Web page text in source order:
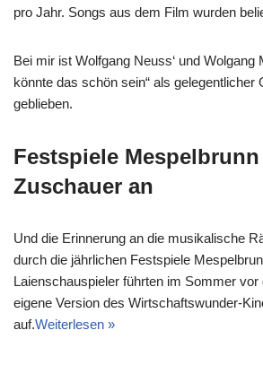
pro Jahr. Songs aus dem Film wurden
Bei mir ist Wolfgang Neuss‘ und Wolgang
könnte das schön sein“ als gelegentlicher
geblieben.
Festspiele
Zuschauer an
Und die Erinnerung an die musikalische
durch die jährlichen Festspiele
Laienschauspieler führten im Sommer
eigene Version des Wirtschaftswunder-
auf.Weiterlesen »